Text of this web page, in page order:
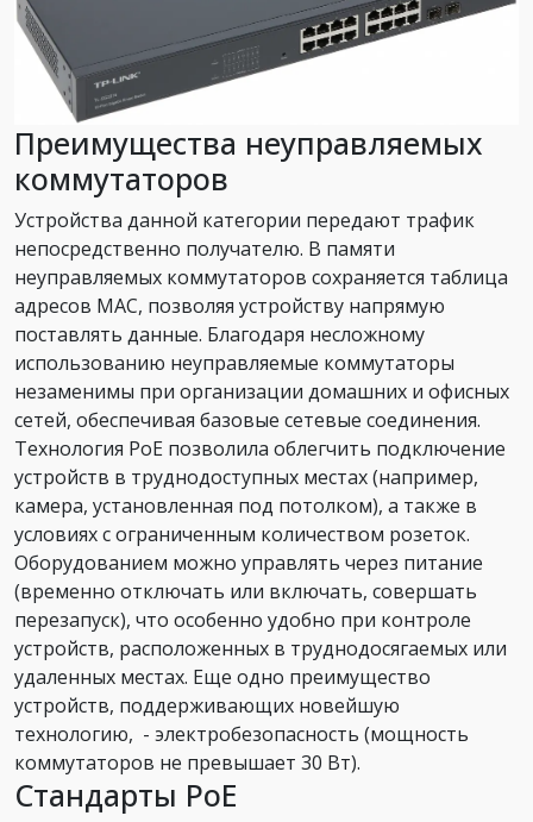
Преимущества неуправляемых
коммутаторов
Устройства данной категории передают трафик
непосредственно получателю. В памяти
неуправляемых коммутаторов сохраняется таблица
адресов MAC, позволяя устройству напрямую
поставлять данные. Благодаря несложному
использованию неуправляемые коммутаторы
незаменимы при организации домашних и офисных
сетей, обеспечивая базовые сетевые соединения.
Технология PoE позволила облегчить подключение
устройств в труднодоступных местах (например,
камера, установленная под потолком), а также в
условиях с ограниченным количеством розеток.
Оборудованием можно управлять через питание
(временно отключать или включать, совершать
перезапуск), что особенно удобно при контроле
устройств, расположенных в труднодосягаемых или
удаленных местах. Еще одно преимущество
устройств, поддерживающих новейшую
технологию, - электробезопасность (мощность
коммутаторов не превышает 30 Вт).
Стандарты PoE